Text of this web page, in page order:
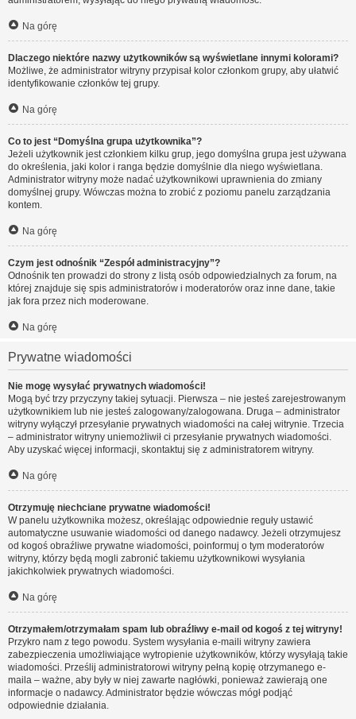
Na górę
Dlaczego niektóre nazwy użytkowników są wyświetlane innymi kolorami?
Możliwe, że administrator witryny przypisał kolor członkom grupy, aby ułatwić
identyfikowanie członków tej grupy.
Na górę
Co to jest “Domyślna grupa użytkownika”?
Jeżeli użytkownik jest członkiem kilku grup, jego domyślna grupa jest używana
do określenia, jaki kolor i ranga będzie domyślnie dla niego wyświetlana.
Administrator witryny może nadać użytkownikowi uprawnienia do zmiany
domyślnej grupy. Wówczas można to zrobić z poziomu panelu zarządzania
kontem.
Na górę
Czym jest odnośnik “Zespół administracyjny”?
Odnośnik ten prowadzi do strony z listą osób odpowiedzialnych za forum, na
której znajduje się spis administratorów i moderatorów oraz inne dane, takie
jak fora przez nich moderowane.
Na górę
Prywatne wiadomości
Nie mogę wysyłać prywatnych wiadomości!
Mogą być trzy przyczyny takiej sytuacji. Pierwsza – nie jesteś zarejestrowanym
użytkownikiem lub nie jesteś zalogowany/zalogowana. Druga – administrator
witryny wyłączył przesyłanie prywatnych wiadomości na całej witrynie. Trzecia
– administrator witryny uniemożliwił ci przesyłanie prywatnych wiadomości.
Aby uzyskać więcej informacji, skontaktuj się z administratorem witryny.
Na górę
Otrzymuję niechciane prywatne wiadomości!
W panelu użytkownika możesz, określając odpowiednie reguły ustawić
automatyczne usuwanie wiadomości od danego nadawcy. Jeżeli otrzymujesz
od kogoś obraźliwe prywatne wiadomości, poinformuj o tym moderatorów
witryny, którzy będą mogli zabronić takiemu użytkownikowi wysyłania
jakichkolwiek prywatnych wiadomości.
Na górę
Otrzymałem/otrzymałam spam lub obraźliwy e-mail od kogoś z tej witryny!
Przykro nam z tego powodu. System wysyłania e-maili witryny zawiera
zabezpieczenia umożliwiające wytropienie użytkowników, którzy wysyłają takie
wiadomości. Prześlij administratorowi witryny pełną kopię otrzymanego e-
maila – ważne, aby były w niej zawarte nagłówki, ponieważ zawierają one
informacje o nadawcy. Administrator będzie wówczas mógł podjąć
odpowiednie działania.